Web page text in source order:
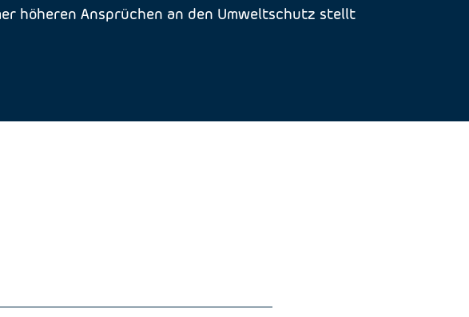
höheren Ansprüchen an den Umweltschutz stellt